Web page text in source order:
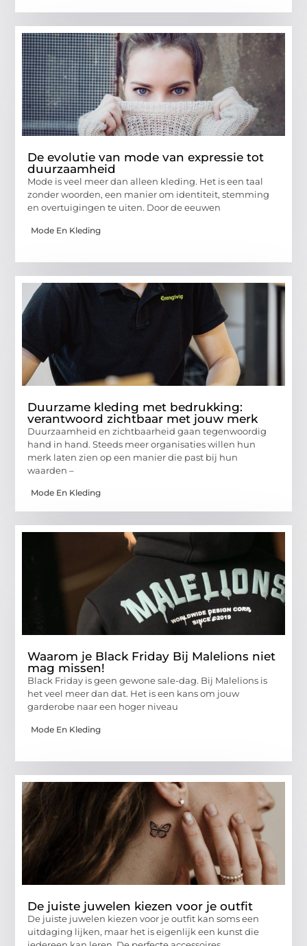
De evolutie van mode van expressie tot
duurzaamheid
Mode is veel meer dan alleen kleding. Het is een taal
zonder woorden, een manier om identiteit, stemming
en overtuigingen te uiten. Door de eeuwen
Mode En Kleding
Duurzame kleding met bedrukking:
verantwoord zichtbaar met jouw merk
Duurzaamheid en zichtbaarheid gaan tegenwoordig
hand in hand. Steeds meer organisaties willen hun
merk laten zien op een manier die past bij hun
waarden –
Mode En Kleding
Waarom je Black Friday Bij Malelions niet
mag missen!
Black Friday is geen gewone sale-dag. Bij Malelions is
het veel meer dan dat. Het is een kans om jouw
garderobe naar een hoger niveau
Mode En Kleding
De juiste juwelen kiezen voor je outfit
De juiste juwelen kiezen voor je outfit kan soms een
uitdaging lijken, maar het is eigenlijk een kunst die